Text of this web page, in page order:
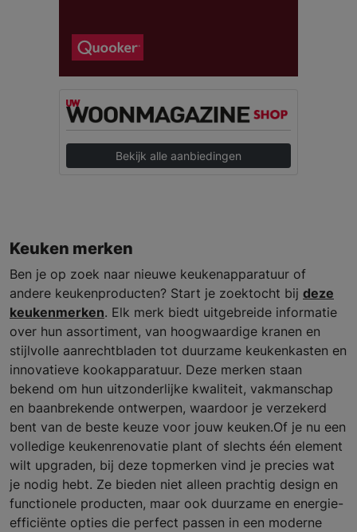
Bekijk alle aanbiedingen
Keuken merken
Ben je op zoek naar nieuwe keukenapparatuur of
andere keukenproducten? Start je zoektocht bij deze
keukenmerken. Elk merk biedt uitgebreide informatie
over hun assortiment, van hoogwaardige kranen en
stijlvolle aanrechtbladen tot duurzame keukenkasten en
innovatieve kookapparatuur. Deze merken staan
bekend om hun uitzonderlijke kwaliteit, vakmanschap
en baanbrekende ontwerpen, waardoor je verzekerd
bent van de beste keuze voor jouw keuken.Of je nu een
volledige keukenrenovatie plant of slechts één element
wilt upgraden, bij deze topmerken vind je precies wat
je nodig hebt. Ze bieden niet alleen prachtig design en
functionele producten, maar ook duurzame en energie-
efficiënte opties die perfect passen in een moderne